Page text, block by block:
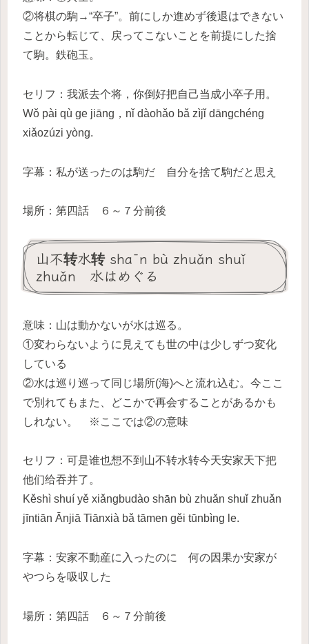
②将棋の駒→“卒子”。前にしか進めず後退はできない
ことから転じて、戻ってこないことを前提にした捨
て駒。鉄砲玉。
セリフ：我派去个将，你倒好把自己当成小卒子用。
Wǒ pài qù ge jiāng，nǐ dàohǎo bǎ zìjǐ dāngchéng
xiǎozúzi yòng.
字幕：私が送ったのは駒だ 自分を捨て駒だと思え
場所：第四話 ６～７分前後
山不转水转 shān bù zhuǎn shuǐ
zhuǎn 水はめぐる
意味：山は動かないが水は巡る。
①変わらないように見えても世の中は少しずつ変化
している
②水は巡り巡って同じ場所(海)へと流れ込む。今ここ
で別れてもまた、どこかで再会することがあるかも
しれない。 ※ここでは②の意味
セリフ：可是谁也想不到山不转水转今天安家天下把
他们给吞并了。
Kěshì shuí yě xiǎngbudào shān bù zhuǎn shuǐ zhuǎn
jīntiān Ānjiā Tiānxià bǎ tāmen gěi tūnbìng le.
字幕：安家不動産に入ったのに 何の因果か安家が
やつらを吸収した
場所：第四話 ６～７分前後